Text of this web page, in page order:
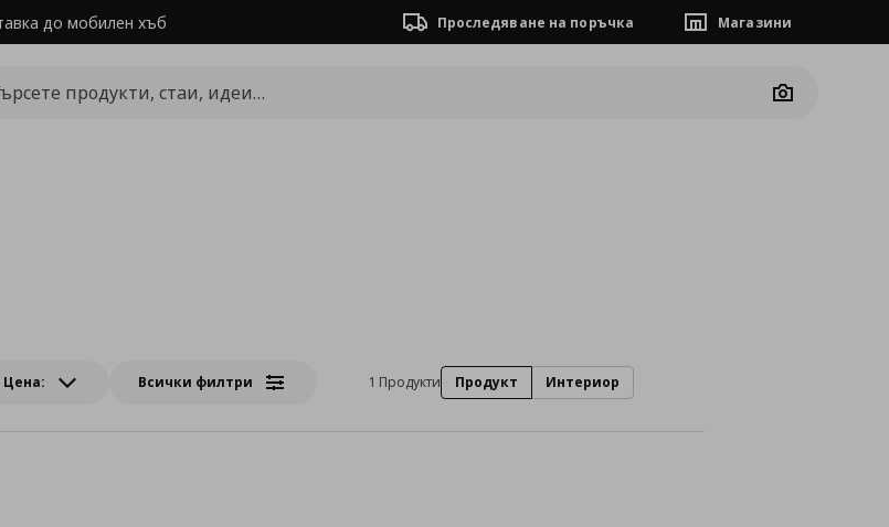
до мобилен хъб Проследяване на поръчка Магазини
Camera
Цена: Всички филтри 1 Продукти Продукт Интериор